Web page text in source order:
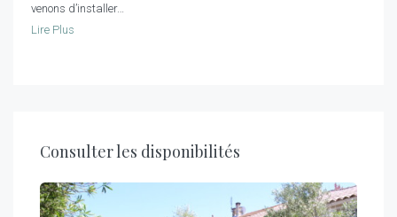
venons d’installer…
Lire Plus
Consulter les disponibilités